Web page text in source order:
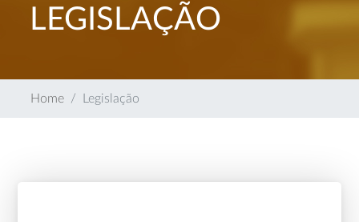
LEGISLAÇÃO
Home Legislação